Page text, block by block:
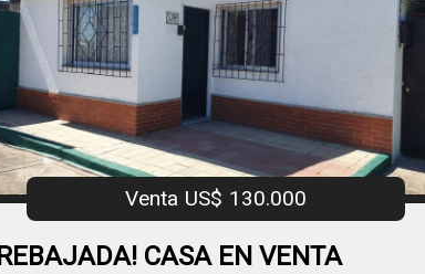
Venta US$ 130.000
REBAJADA! CASA EN VENTA